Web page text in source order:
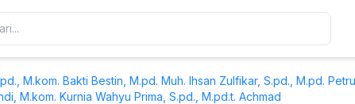
M.kom. Bakti Bestin, M.pd. Muh. Ihsan Zulfikar, S.pd., M.pd.
M.kom. Kurnia Wahyu Prima, S.pd., M.pd.t. Achmad